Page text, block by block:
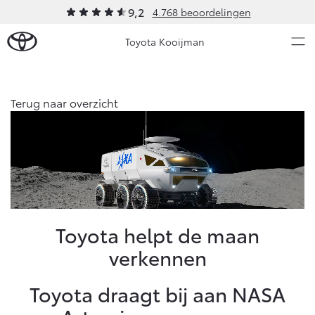
9,2 4.768 beoordelingen
Toyota Kooijman
Ons bedrijf
Contact en Route
Vacatures
Klantbeoordelingen
Aygo X
HYBRIDE
Vanaf € 23.750,-
Yaris
HYBRIDE
Vanaf € 27.195,-
Occasions
Diensten
Terug naar overzicht
Toyota helpt de maan
verkennen
Toyota draagt bij aan NASA